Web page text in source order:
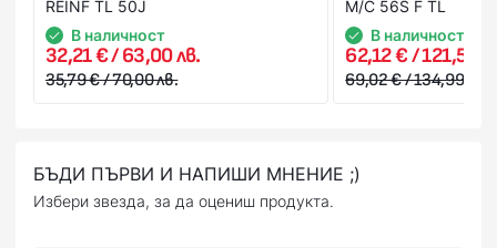
REINF TL 50J
В наличност
32,21 € / 63,00 лв.
35,79 € / 70,00 лв.
M/C 56S F TL
В наличност
62,12 € / 121,50
69,02 € / 134,99 лв.
БЪДИ ПЪРВИ И НАПИШИ МНЕНИЕ ;)
Избери звезда, за да оцениш продукта.